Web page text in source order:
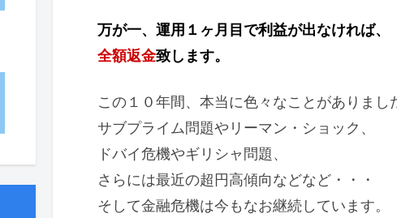
万が一、運用１ヶ月目で利益が出なければ、
全額返金致します。
この１０年間、本当に色々なことがありまし
サブプライム問題やリーマン・ショック、
ドバイ危機やギリシャ問題、
さらには最近の超円高傾向などなど・・・
そして金融危機は今もなお継続しています。